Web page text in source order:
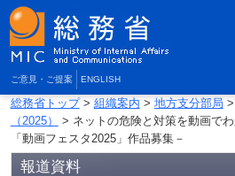
ご意見・ご提案 ENGLISH
総務省トップ> 組織案内 > 地方支分部局 >
（2025）
> ネットの危険と対策を動画で
「動画フェスタ2025」作品募集－
報道資料